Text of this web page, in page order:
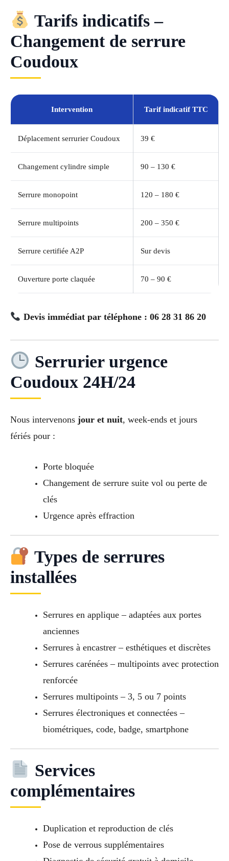
Tarifs indicatifs –
Changement de serrure
Coudoux
Intervention Tarif indicatif TTC
Déplacement serrurier Coudoux 39 €
Changement cylindre simple 90 – 130 €
Serrure monopoint 120 – 180 €
Serrure multipoints 200 – 350 €
Serrure certifiée A2P Sur devis
Ouverture porte claquée 70 – 90 €
Devis immédiat par téléphone : 06 28 31 86 20
Serrurier urgence
Coudoux 24H/24
Nous intervenons jour et nuit, week-ends et jours
fériés pour :
Porte bloquée
Changement de serrure suite vol ou perte de
clés
Urgence après effraction
Types de serrures
installées
Serrures en applique – adaptées aux portes
anciennes
Serrures à encastrer – esthétiques et discrètes
Serrures carénées – multipoints avec protection
renforcée
Serrures multipoints – 3, 5 ou 7 points
Serrures électroniques et connectées –
biométriques, code, badge, smartphone
Services
complémentaires
Duplication et reproduction de clés
Pose de verrous supplémentaires